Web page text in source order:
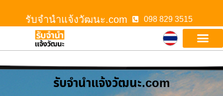
รับจํานําแจ้งวัฒนะ.com 098 829 3515
รับจํานําแจ้งวัฒนะ.com